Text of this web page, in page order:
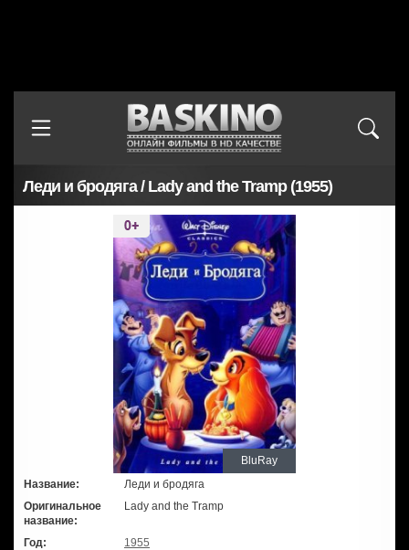
Леди и бродяга / Lady and the Tramp (1955)
BluRay
Название:
Леди и бродяга
Оригинальное
название:
Lady and the Tramp
Год:
1955